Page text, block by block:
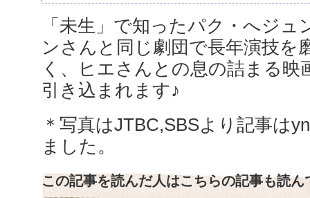
「未生」で知ったパク・へジ
ンさんと同じ劇団で長年演技を
く、ヒエさんとの息の詰まる
引き込まれます♪
＊写真はJTBC,SBSより記事は
ました。
この記事を読んだ人はこちらの記事も読ん